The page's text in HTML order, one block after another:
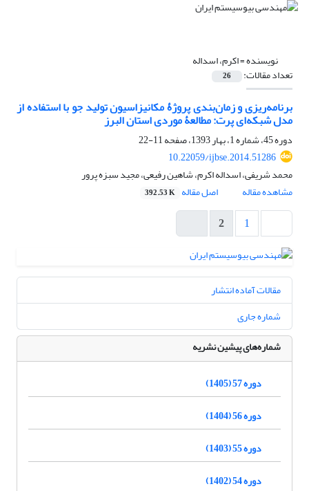
نویسنده =اکرم، اسداله
تعداد مقالات: 26
برنامه‌ریزی و زمان‌بندی پروژۀ مکانیزاسیون تولید جو با استفاده از
مدل شبکه‌ای پرت: مطالعۀ موردی استان البرز
دوره 45، شماره 1، بهار 1393، صفحه
11-22
10.22059/ijbse.2014.51286
محمد شریفی، اسداله اکرم، شاهین رفیعی، مجید سبزه پرور
مشاهده مقاله
اصل مقاله 392.53 K
1
2
مقالات آماده انتشار
شماره جاری
شماره‌های پیشین نشریه
دوره 57 (1405)
دوره 56 (1404)
دوره 55 (1403)
دوره 54 (1402)